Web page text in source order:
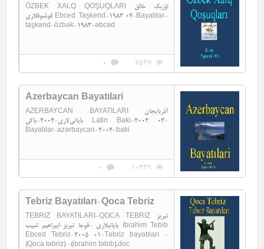
ÖZBEK XALQ QOŞUQLARI اؤزبک خالق
قوشوقلاری Ebced Taşkend-1983 04-Bayatılar-
taşkənd-özbək-1983-əbcəd
7547
0
Azerbaycan Bayatılari
AZERBAYCAN BAYATILARI آذربایجان
بایاتی‌لاری-2004-باکی Latin Baki-2004 03-
Bayatılar-azərbaycan-2004-baki
10439
0
Tebriz Bayatıları-Qoca Tebriz
TEBRIZ BAYATILARI-QOCA TEBRIZ تبریز
بایاتیلاری -قوجا تبریز-ایبراهیم تئبیب Ibrahim Tebib
Ebced Tebriz-2005 01-Təbriz bayatıları -
(Qoca təbriz) -(ibrahim təbib).doc